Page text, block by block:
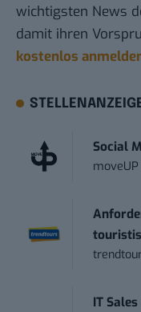
wichtigsten News
damit ihren
kostenlos
Social
moveUP
IT